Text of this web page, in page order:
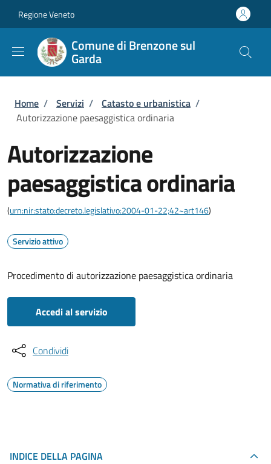
Regione Veneto
Comune di Brenzone sul
Garda
Briciole di pane
Home / Servizi / Catasto e urbanistica /
Autorizzazione paesaggistica ordinaria
Autorizzazione
paesaggistica ordinaria
(urn:nir:stato:decreto.legislativo:2004-01-22;42~art146)
Servizio attivo
Procedimento di autorizzazione paesaggistica ordinaria
Accedi al servizio
Condividi
Normativa di riferimento
INDICE DELLA PAGINA